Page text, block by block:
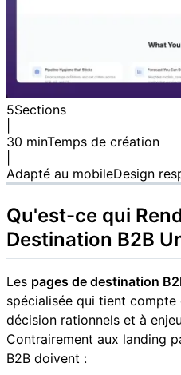
5Sections
30 minTemps de création
Adapté au mobileDesign
Qu'est-ce qui
Destination B2B
Les pages de destination
spécialisée qui tient
décision rationnels et à
Contrairement aux landing
B2B doivent :